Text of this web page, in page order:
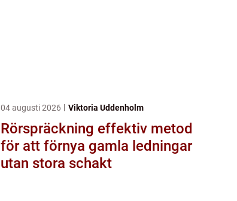
04 augusti 2026 Viktoria Uddenholm
Rörspräckning effektiv metod
för att förnya gamla ledningar
utan stora schakt